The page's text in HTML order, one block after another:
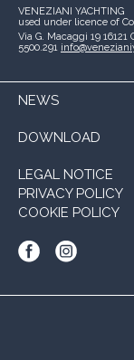
VENEZIANI YACHTING
used under licence of
Via G. Macaggi 19 16121
5500.291
NEWS
DOWNLOAD
LEGAL NOTICE
PRIVACY POLICY
COOKIE POLICY